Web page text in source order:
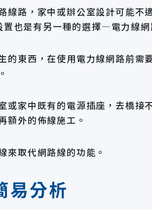
線路，家中或辦公室設計可能不
也是有另一種的選擇—電力線網
東西，在使用電力線網路前需
或家中既有的電源插座，去橋接
額外的佈線施工。
來取代網路線的功能。
易分析